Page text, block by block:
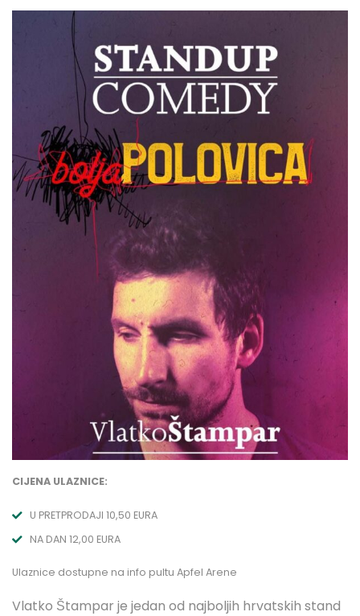
CIJENA ULAZNICE:
U PRETPRODAJI 10,50 EURA
NA DAN 12,00 EURA
Ulaznice dostupne na info pultu Apfel Arene
Vlatko Štampar je jedan od najboljih hrvatskih stand